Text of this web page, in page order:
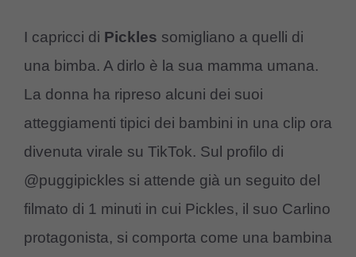
I capricci di Pickles somigliano a quelli di
una bimba. A dirlo è la sua mamma umana.
La donna ha ripreso alcuni dei suoi
atteggiamenti tipici dei bambini in una clip ora
divenuta virale su TikTok. Sul profilo di
@puggipickles si attende già un seguito del
filmato di 1 minuti in cui Pickles, il suo Carlino
protagonista, si comporta come una bambina